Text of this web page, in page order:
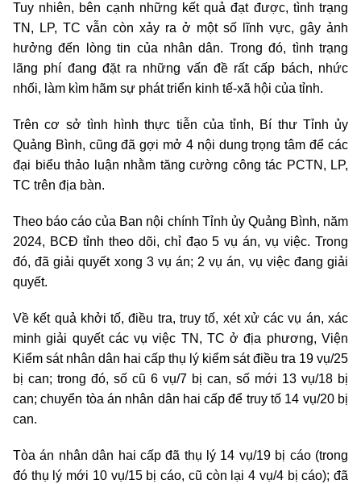
Tuy nhiên, bên cạnh những kết quả đạt được, tình trạng
TN, LP, TC vẫn còn xảy ra ở một số lĩnh vực, gây ảnh
hưởng đến lòng tin của nhân dân. Trong đó, tình trạng
lãng phí đang đặt ra những vấn đề rất cấp bách, nhức
nhối, làm kìm hãm sự phát triển kinh tế-xã hội của tỉnh.
Trên cơ sở tình hình thực tiễn của tỉnh, Bí thư Tỉnh ủy
Quảng Bình, cũng đã gợi mở 4 nội dung trọng tâm để các
đại biểu thảo luận nhằm tăng cường công tác PCTN, LP,
TC trên địa bàn.
Theo báo cáo của Ban nội chính Tỉnh ủy Quảng Bình, năm
2024, BCĐ tỉnh theo dõi, chỉ đạo 5 vụ án, vụ việc. Trong
đó, đã giải quyết xong 3 vụ án; 2 vụ án, vụ việc đang giải
quyết.
Về kết quả khởi tố, điều tra, truy tố, xét xử các vụ án, xác
minh giải quyết các vụ việc TN, TC ở địa phương, Viện
Kiểm sát nhân dân hai cấp thụ lý kiểm sát điều tra 19 vụ/25
bị can; trong đó, số cũ 6 vụ/7 bị can, số mới 13 vụ/18 bị
can; chuyển tòa án nhân dân hai cấp để truy tố 14 vụ/20 bị
can.
Tòa án nhân dân hai cấp đã thụ lý 14 vụ/19 bị cáo (trong
đó thụ lý mới 10 vụ/15 bị cáo, cũ còn lại 4 vụ/4 bị cáo); đã